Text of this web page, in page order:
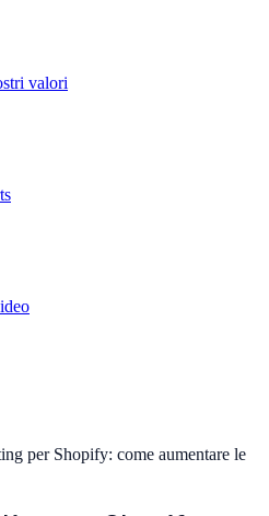
valori
per Shopify: come aumentare le